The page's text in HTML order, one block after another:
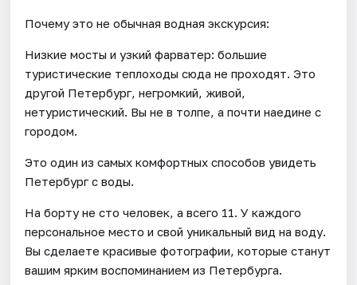
Почему это не обычная водная экскурсия:
Низкие мосты и узкий фарватер: большие
туристические теплоходы сюда не проходят. Это
другой Петербург, негромкий, живой,
нетуристический. Вы не в толпе, а почти наедине с
городом.
Это один из самых комфортных способов увидеть
Петербург с воды.
На борту не сто человек, а всего 11. У каждого
персональное место и свой уникальный вид на воду.
Вы сделаете красивые фотографии, которые станут
вашим ярким воспоминанием из Петербурга.